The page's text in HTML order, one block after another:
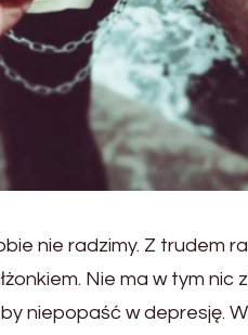
nie radzimy. Z trudem
Nie ma w tym nic
niepopaść w depresję.